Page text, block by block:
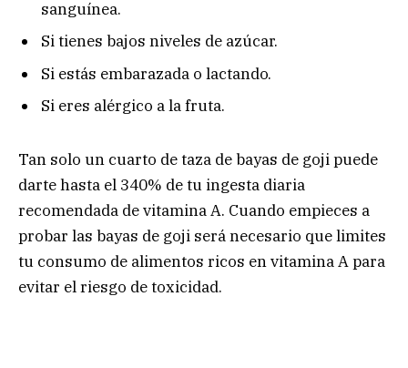
sanguínea.
Si tienes bajos niveles de azúcar.
Si estás embarazada o lactando.
Si eres alérgico a la fruta.
Tan solo un cuarto de taza de bayas de goji puede
darte hasta el 340% de tu ingesta diaria
recomendada de vitamina A. Cuando empieces a
probar las bayas de goji será necesario que limites
tu consumo de alimentos ricos en vitamina A para
evitar el riesgo de toxicidad.